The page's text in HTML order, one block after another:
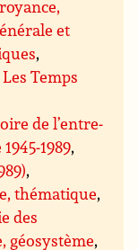
et
,
Les Temps
de l’entre-
1989,
,
thématique,
des
géosystème,